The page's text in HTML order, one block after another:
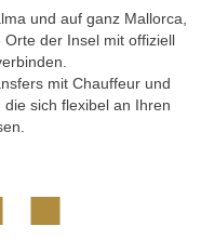
und auf ganz Mallorca,
der Insel mit offiziell
mit Chauffeur und
sich flexibel an Ihren